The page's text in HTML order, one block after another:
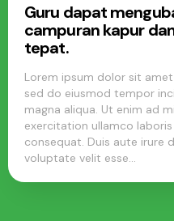
Guru dapat
campuran kapur
tepat.
Lorem ipsum dolor sit
sed do eiusmod tempor
magna aliqua. Ut enim ad
exercitation ullamco
consequat. Duis aute irure
voluptate velit esse…